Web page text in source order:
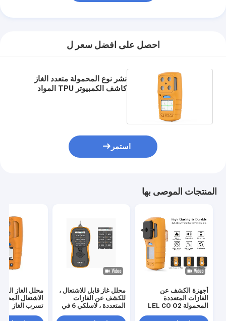
احصل على افضل سعر ل
نشر نوع المحمولة متعدد الغاز
كاشف الكمبيوتر TPU المواد
استمر
المنتجات الموصى بها
أجهزة الكشف عن
الغازات المتعددة
المحمولة LEL CO O2
محلل غاز قابل للاشتعال ،
للكشف عن الغازات
المتعددة ، لاسلكي 6 في
محلل الغاز
الاشتعال
تسرب الغاز